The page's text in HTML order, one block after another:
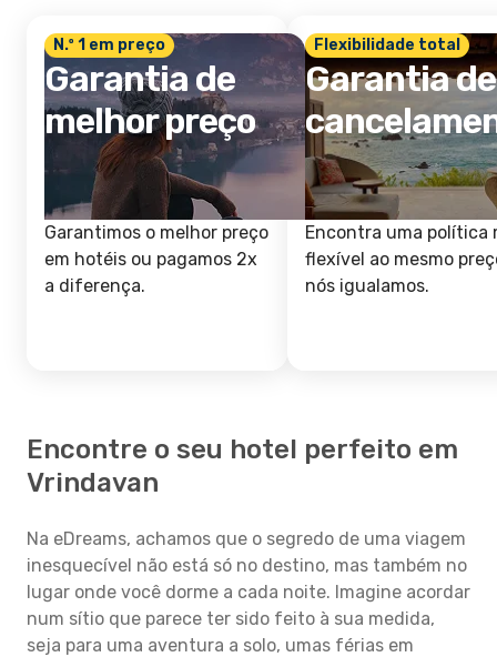
N.º 1 em preço
Garantia de
melhor preço
Garantimos o melhor preço
em hotéis ou pagamos 2x
a diferença.
Flexibilidade total
Garantia de
Encontra uma política
flexível ao mesmo
nós igualamos.
Encontre o seu hotel perfeito em
Vrindavan
Na eDreams, achamos que o segredo de uma viagem
inesquecível não está só no destino, mas também no
lugar onde você dorme a cada noite. Imagine acordar
num sítio que parece ter sido feito à sua medida,
seja para uma aventura a solo, umas férias em